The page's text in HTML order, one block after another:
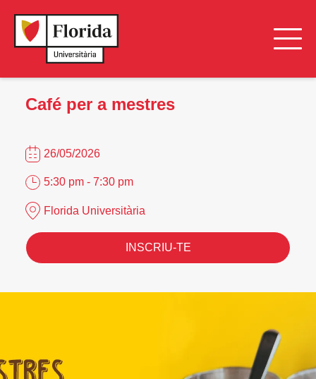
Café per a mestres
26/05/2026
5:30 pm - 7:30 pm
Florida Universitària
INSCRIU-TE